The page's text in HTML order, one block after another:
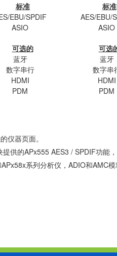
标准
EBU/SPDIF
ASIO
可选的
蓝牙
数字串行
HDMI
PDM
标准
AES/EBU/
ASIO
可选
蓝牙
数字串
HDMI
PDM
仪器页面。
供的APx555 AES3 / SPDIF功能
系列分析仪，ADIO和AMC